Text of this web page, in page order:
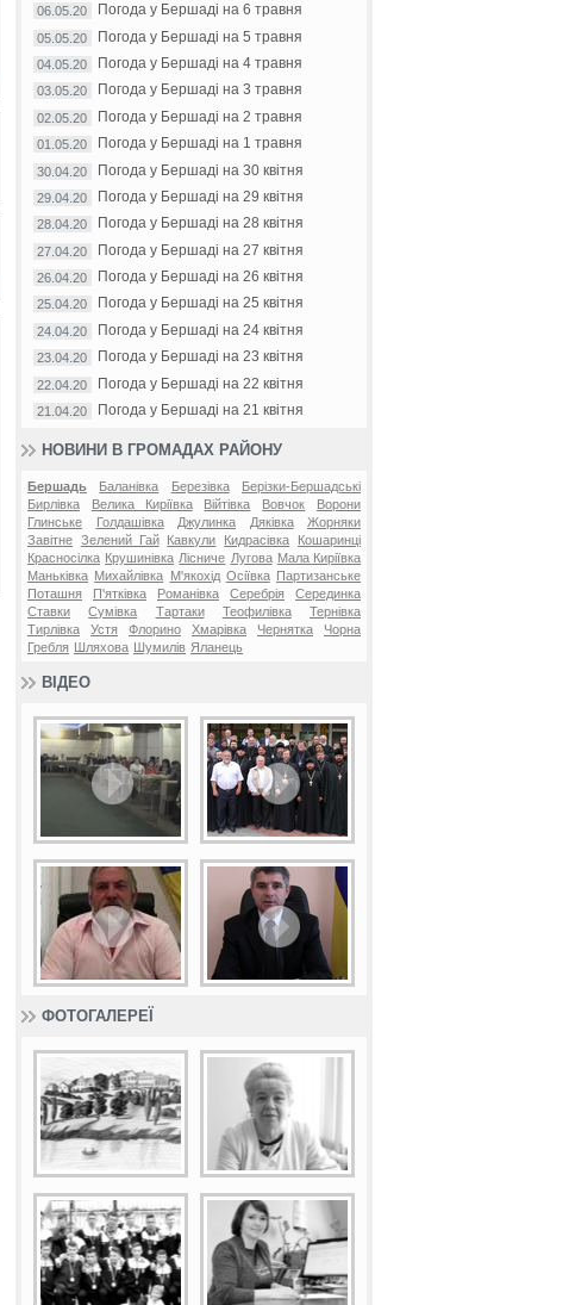
06.05.20 Погода у Бершаді на 6 травня
05.05.20 Погода у Бершаді на 5 травня
04.05.20 Погода у Бершаді на 4 травня
03.05.20 Погода у Бершаді на 3 травня
02.05.20 Погода у Бершаді на 2 травня
01.05.20 Погода у Бершаді на 1 травня
30.04.20 Погода у Бершаді на 30 квітня
29.04.20 Погода у Бершаді на 29 квітня
28.04.20 Погода у Бершаді на 28 квітня
27.04.20 Погода у Бершаді на 27 квітня
26.04.20 Погода у Бершаді на 26 квітня
25.04.20 Погода у Бершаді на 25 квітня
24.04.20 Погода у Бершаді на 24 квітня
23.04.20 Погода у Бершаді на 23 квітня
22.04.20 Погода у Бершаді на 22 квітня
21.04.20 Погода у Бершаді на 21 квітня
НОВИНИ В ГРОМАДАХ РАЙОНУ
Бершадь Баланівка Березівка
Берізки-Бершадські
Бирлівка
Велика Киріївка Війтівка Вовчок
Ворони
Глинське
Голдашівка Джулинка Дяківка
Жорняки
Завітне Зелений Гай Кавкули Кидрасівка
Кошаринці
Красносілка Крушинівка Лісниче Лугова Мала Киріївка
Маньківка Михайлівка М'якохід Осіївка
Партизанське
Поташня
П'ятківка Романівка Серебрія
Серединка
Ставки
Сумівка Тартаки Теофилівка
Тернівка
Тирлівка
Устя Флорино Хмарівка Чернятка
Чорна
Гребля Шляхова Шумилів Яланець
ВІДЕО
ФОТОГАЛЕРЕЇ